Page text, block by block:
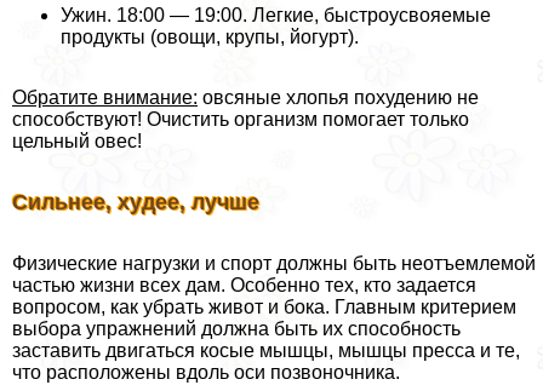
Ужин. 18:00 — 19:00. Легкие, быстроусвояемые
продукты (овощи, крупы, йогурт).
Обратите внимание: овсяные хлопья похудению не
способствуют! Очистить организм помогает только
цельный овес!
Сильнее, худее, лучше
Физические нагрузки и спорт должны быть неотъемлемой
частью жизни всех дам. Особенно тех, кто задается
вопросом, как убрать живот и бока. Главным критерием
выбора упражнений должна быть их способность
заставить двигаться косые мышцы, мышцы пресса и те,
что расположены вдоль оси позвоночника.